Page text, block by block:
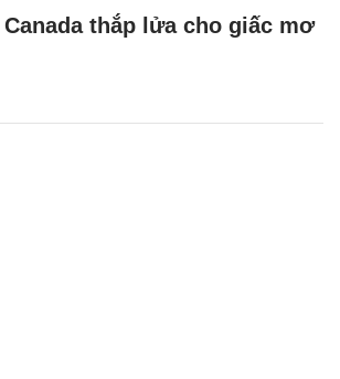
thắp lửa cho giấc mơ